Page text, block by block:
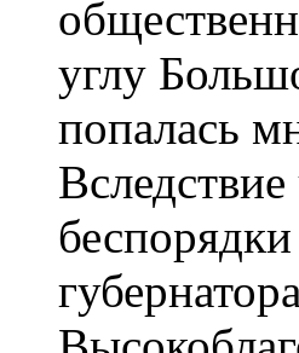
углу
попалась